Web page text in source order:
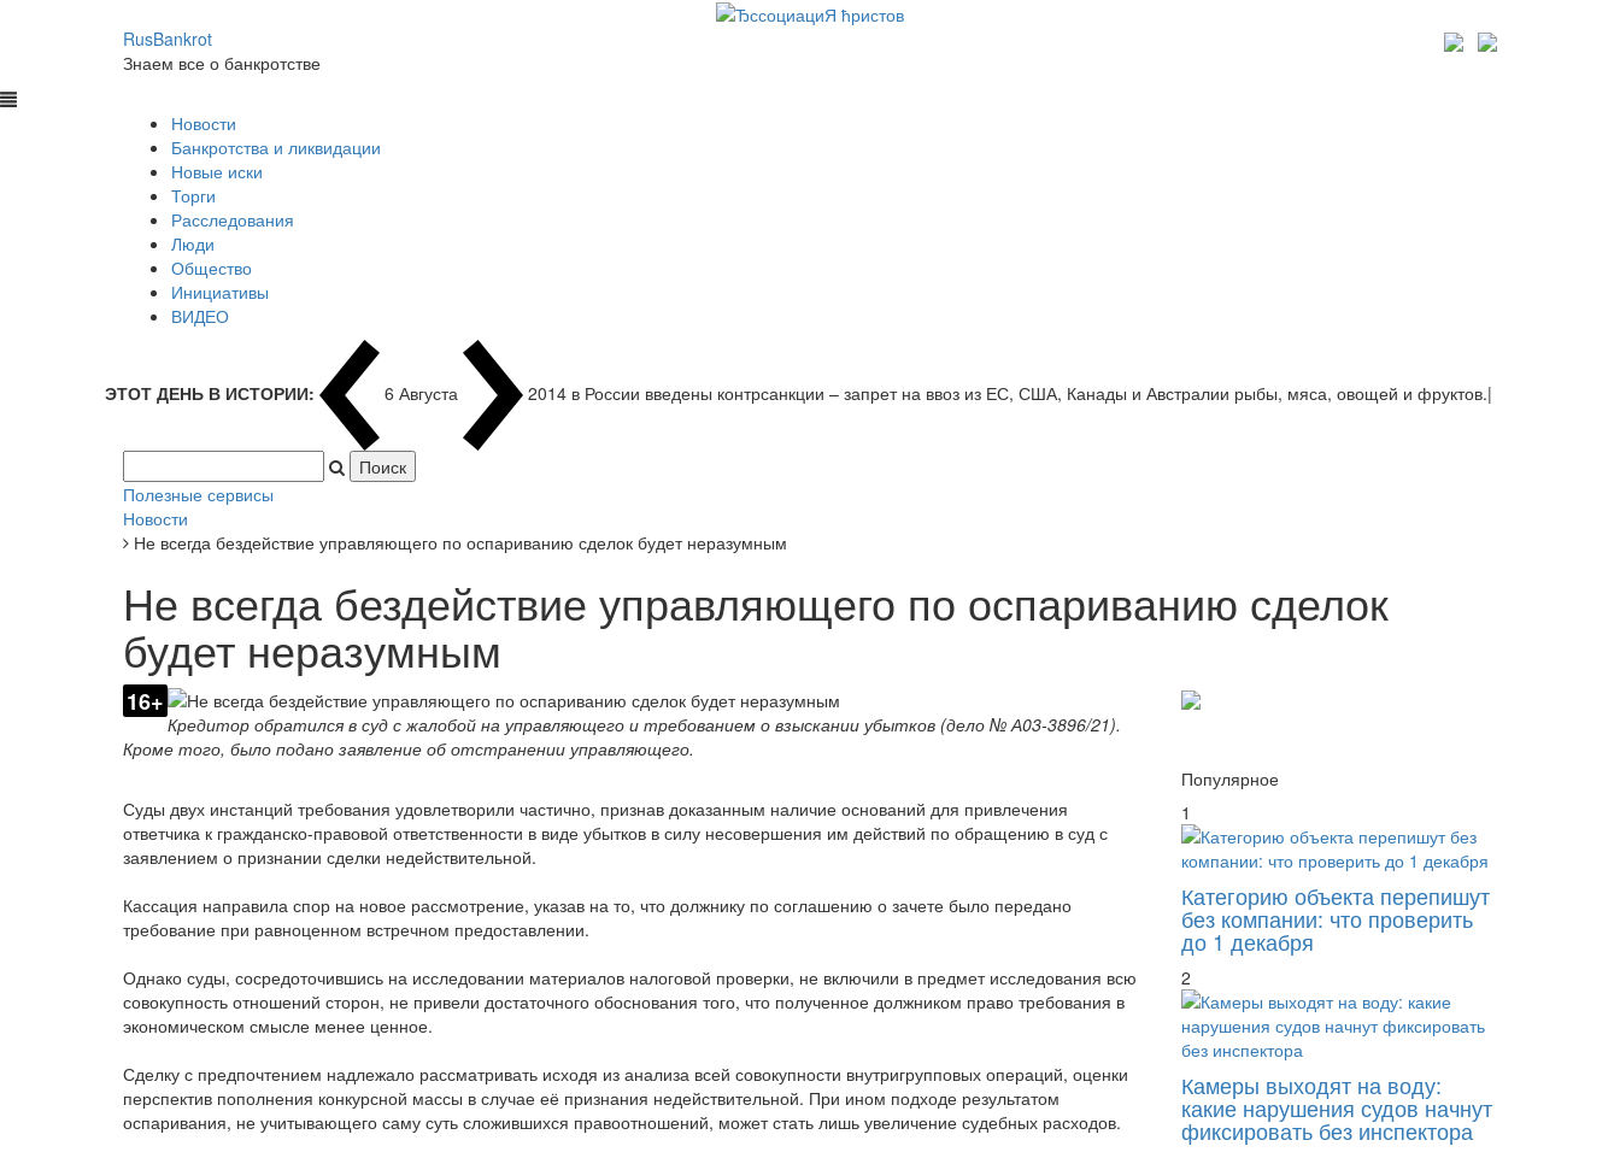
RusBankrot
Знаем все о банкротстве
Новости
Банкротства и ликвидации
Новые иски
Торги
Расследования
Люди
Общество
Инициативы
ВИДЕО
ЭТОТ ДЕНЬ В ИСТОРИИ: 6 Августа 2014 в России введены контрсанкции – запрет на ввоз из ЕС, США, Канады и Австралии рыбы, мяса, овощей и фруктов.|
Полезные сервисы
Новости
Не всегда бездействие управляющего по оспариванию сделок будет неразумным
Не всегда бездействие управляющего по оспариванию сделок
будет неразумным
16+
Кредитор обратился в суд с жалобой на управляющего и требованием о взыскании убытков (дело № А03-3896/21).
Кроме того, было подано заявление об отстранении управляющего.
Суды двух инстанций требования удовлетворили частично, признав доказанным наличие оснований для привлечения
ответчика к гражданско-правовой ответственности в виде убытков в силу несовершения им действий по обращению в суд с
заявлением о признании сделки недействительной.
Кассация направила спор на новое рассмотрение, указав на то, что должнику по соглашению о зачете было передано
требование при равноценном встречном предоставлении.
Однако суды, сосредоточившись на исследовании материалов налоговой проверки, не включили в предмет исследования всю
совокупность отношений сторон, не привели достаточного обоснования того, что полученное должником право требования в
экономическом смысле менее ценное.
Сделку с предпочтением надлежало рассматривать исходя из анализа всей совокупности внутригрупповых операций, оценки
перспектив пополнения конкурсной массы в случае её признания недействительной. При ином подходе результатом
оспаривания, не учитывающего саму суть сложившихся правоотношений, может стать лишь увеличение судебных расходов.
Популярное
1
Категорию объекта перепишут
без компании: что проверить
до 1 декабря
2
Камеры выходят на воду:
какие нарушения судов начнут
фиксировать без инспектора